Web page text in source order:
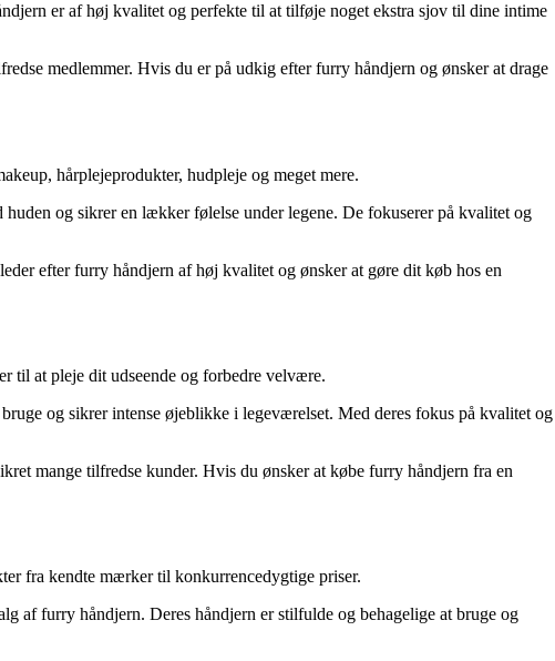
er af høj kvalitet og perfekte til at tilføje noget ekstra sjov til dine intime
medlemmer. Hvis du er på udkig efter furry håndjern og ønsker at drage
hårplejeprodukter, hudpleje og meget mere.
og sikrer en lækker følelse under legene. De fokuserer på kvalitet og
efter furry håndjern af høj kvalitet og ønsker at gøre dit køb hos en
til at pleje dit udseende og forbedre velvære.
og sikrer intense øjeblikke i legeværelset. Med deres fokus på kvalitet og
mange tilfredse kunder. Hvis du ønsker at købe furry håndjern fra en
fra kendte mærker til konkurrencedygtige priser.
af furry håndjern. Deres håndjern er stilfulde og behagelige at bruge og